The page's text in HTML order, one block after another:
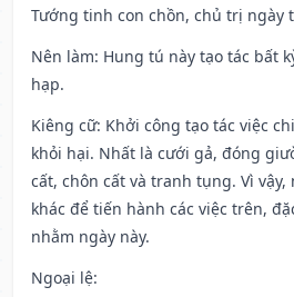
Tướng tinh con chồn, chủ trị ngày
Nên làm: Hung tú này tạo tác bất
hạp.
Kiêng cữ: Khởi công tạo tác việc
khỏi hại. Nhất là cưới gả, đóng
cất, chôn cất và tranh tụng. Vì
khác để tiến hành các việc trên,
nhằm ngày này.
Ngoại lệ: